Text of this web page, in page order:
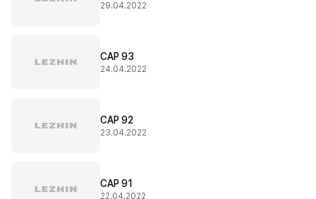
29.04.2022
CAP 93
24.04.2022
CAP 92
23.04.2022
CAP 91
22.04.2022